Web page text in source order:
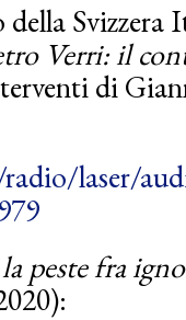
Svizzera
Verri: il
di
laser/
peste fra